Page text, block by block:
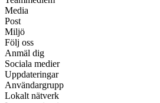
Media
Post
Miljö
Följ oss
Anmäl dig
Sociala medier
Uppdateringar
Användargrupp
Lokalt nätverk